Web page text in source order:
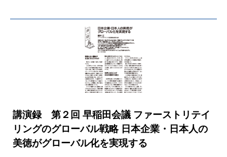
講演録 第２回 早稲田会議 ファーストリテイ
リングのグローバル戦略 日本企業・日本人の
美徳がグローバル化を実現する